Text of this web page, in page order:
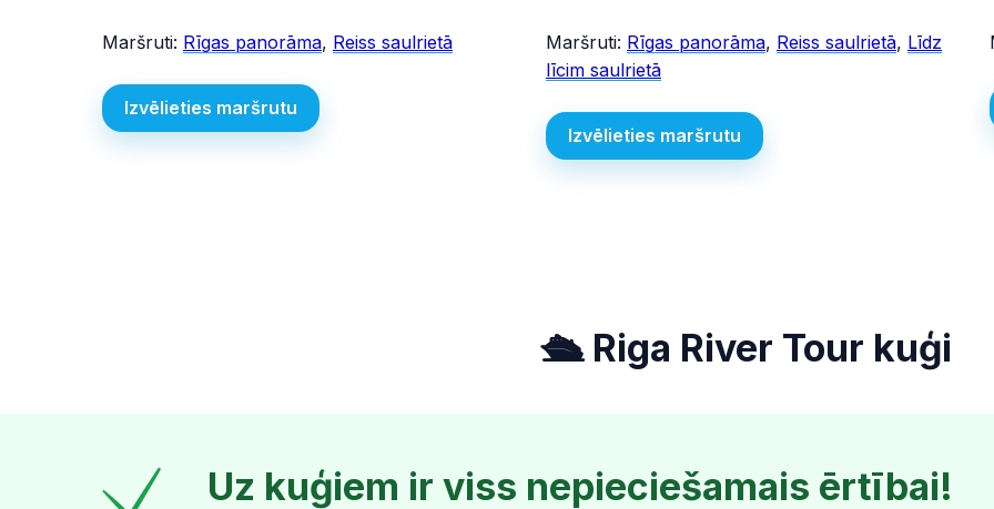
Maršruti: Rīgas panorāma, Reiss saulrietā
Izvēlieties maršrutu
Maršruti: Rīgas panorāma, Reiss saulrietā, Līdz
līcim saulrietā
Izvēlieties maršrutu
🛳️ Riga River Tour kuģi
Uz kuģiem ir viss nepieciešamais ērtībai!